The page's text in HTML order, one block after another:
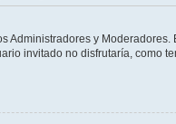
Administradores y
invitado no disfrutaría, como